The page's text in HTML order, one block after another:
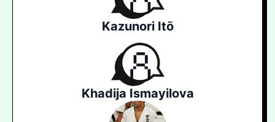
Kazunori Itō
Khadija Ismayilova